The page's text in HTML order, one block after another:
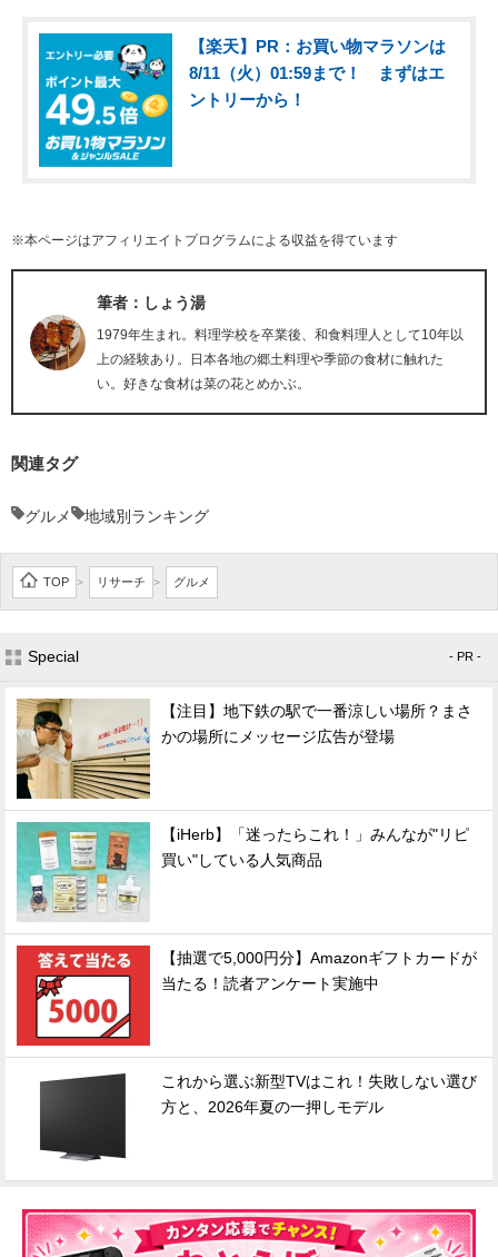
【楽天】PR：お買い物マラソンは
8/11（火）01:59まで！ まずはエ
ントリーから！
※本ページはアフィリエイトプログラムによる収益を得ています
筆者：しょう湯
1979年生まれ。料理学校を卒業後、和食料理人として10年以
上の経験あり。日本各地の郷土料理や季節の食材に触れた
い。好きな食材は菜の花とめかぶ。
関連タグ
グルメ 地域別ランキング
TOP > リサーチ > グルメ
Special - PR -
【注目】地下鉄の駅で一番涼しい場所？まさ
かの場所にメッセージ広告が登場
【iHerb】「迷ったらこれ！」みんなが"リピ
買い"している人気商品
【抽選で5,000円分】Amazonギフトカードが
当たる！読者アンケート実施中
これから選ぶ新型TVはこれ！失敗しない選び
方と、2026年夏の一押しモデル